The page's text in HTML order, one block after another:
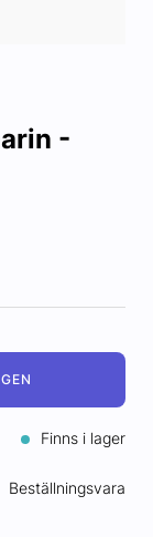
-
Finns i lager
Beställningsvara